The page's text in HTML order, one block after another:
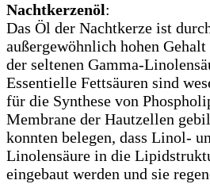
Nachtkerzenöl:
Das Öl der Nachtkerze ist
außergewöhnlich hohen
der seltenen Gamma-
Essentielle Fettsäuren sind
für die Synthese von
Membrane der Hautzellen
konnten belegen, dass Linol-
Linolensäure in die
eingebaut werden und sie